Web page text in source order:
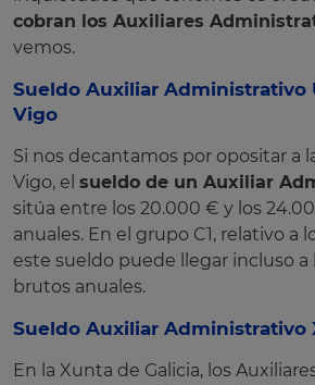
cobran los Auxiliares
vemos.
Sueldo Auxiliar Administrativo
Vigo
Si nos decantamos por opositar a
Vigo, el sueldo de un Auxiliar
sitúa entre los 20.000 € y los
anuales. En el grupo C1, relativo a
este sueldo puede llegar incluso a
brutos anuales.
Sueldo Auxiliar Administrativo
En la Xunta de Galicia, los